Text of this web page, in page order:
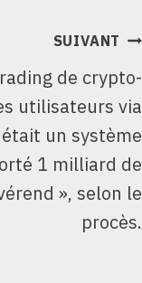
SUIVANT
de crypto-
utilisateurs via
un système
1 milliard de
», selon le
procès.